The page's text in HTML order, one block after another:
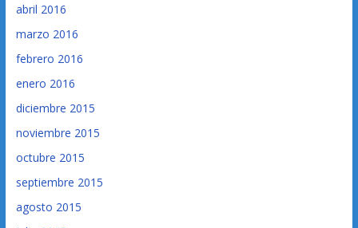
abril 2016
marzo 2016
febrero 2016
enero 2016
diciembre 2015
noviembre 2015
octubre 2015
septiembre 2015
agosto 2015